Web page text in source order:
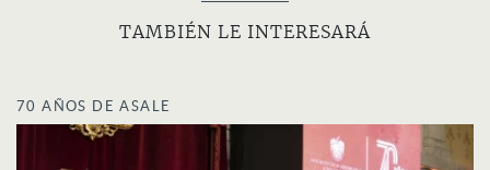
TAMBIÉN LE INTERESARÁ
70 AÑOS DE ASALE